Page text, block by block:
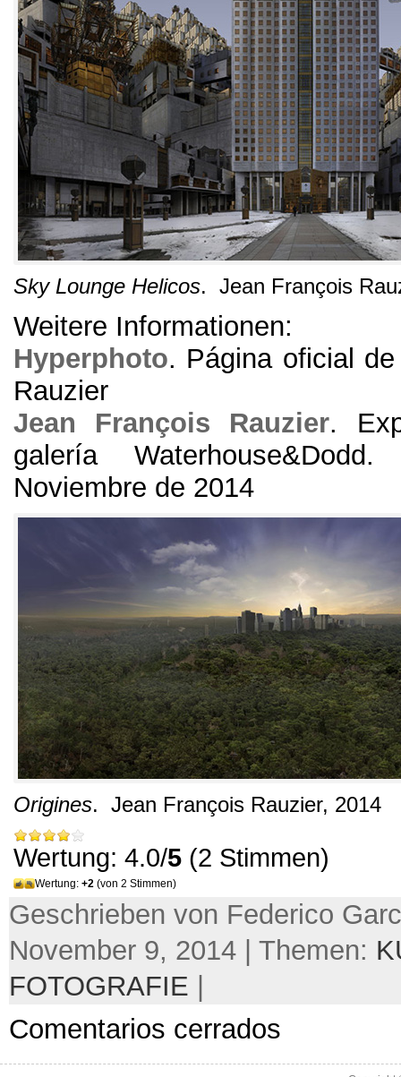
Sky Lounge Helicos. Jean François
Weitere Informationen:
Hyperphoto. Página oficial
Rauzier
Jean François Rauzier.
galería Waterhouse&Dodd
Noviembre de 2014
Origines. Jean François Rauzier, 2014
Wertung: 4.0/5 (2 Stimmen)
Wertung: +2 (von 2 Stimmen)
Geschrieben von Federico
November 9, 2014 | Themen:
FOTOGRAFIE
Comentarios cerrados